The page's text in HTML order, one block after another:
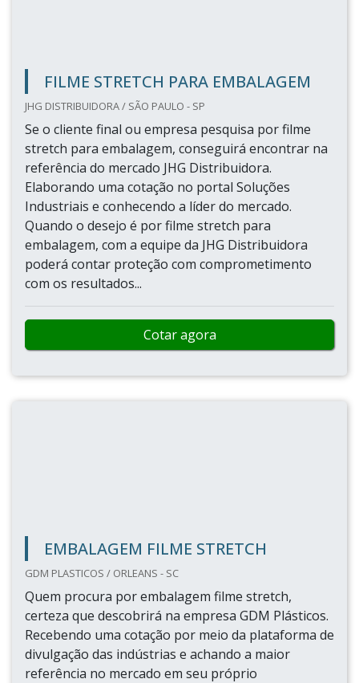
FILME STRETCH PARA EMBALAGEM
JHG DISTRIBUIDORA / SÃO PAULO - SP
Se o cliente final ou empresa pesquisa por filme
stretch para embalagem, conseguirá encontrar na
referência do mercado JHG Distribuidora.
Elaborando uma cotação no portal Soluções
Industriais e conhecendo a líder do mercado.
Quando o desejo é por filme stretch para
embalagem, com a equipe da JHG Distribuidora
poderá contar proteção com comprometimento
com os resultados...
Cotar agora
EMBALAGEM FILME STRETCH
GDM PLASTICOS / ORLEANS - SC
Quem procura por embalagem filme stretch,
certeza que descobrirá na empresa GDM Plásticos.
Recebendo uma cotação por meio da plataforma de
divulgação das indústrias e achando a maior
referência no mercado em seu próprio